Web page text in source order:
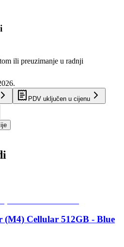
ili preuzimanje u radnji
PDV uključen u cijenu
(M4) Cellular 512GB - Blue